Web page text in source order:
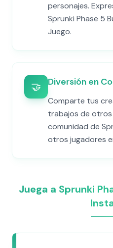
personajes.
Sprunki Phase 5
Juego.
🤝 Diversión en
Comparte tus
trabajos de
comunidad de
otros jugadores
Juega a Sprunki